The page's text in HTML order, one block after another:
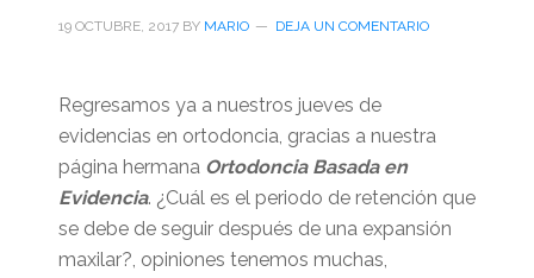
19 OCTUBRE, 2017BY MARIO DEJA UN COMENTARIO
Regresamos ya a nuestros jueves de
evidencias en ortodoncia, gracias a nuestra
página hermana Ortodoncia Basada en
Evidencia. ¿Cuál es el periodo de retención que
se debe de seguir después de una expansión
maxilar?, opiniones tenemos muchas,